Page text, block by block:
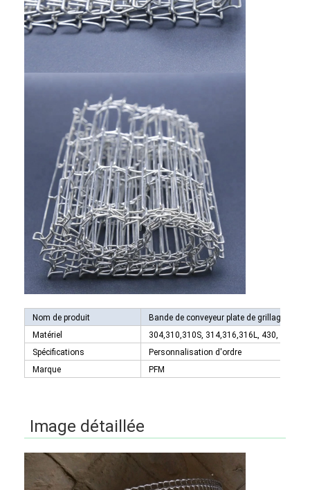
Nom de produit
Bande de conveyeur plate de grillage de
Matériel
304,310,310S, 314,316,316L, 430, ect.
Spécifications
Personnalisation d'ordre
Marque
PFM
Image détaillée